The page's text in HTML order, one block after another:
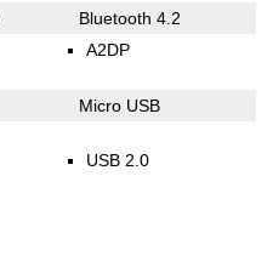
Bluetooth 4.2
A2DP
Micro USB
USB 2.0